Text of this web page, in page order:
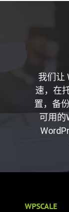
我们让
速，在
置，备
可用的
WPSCALE